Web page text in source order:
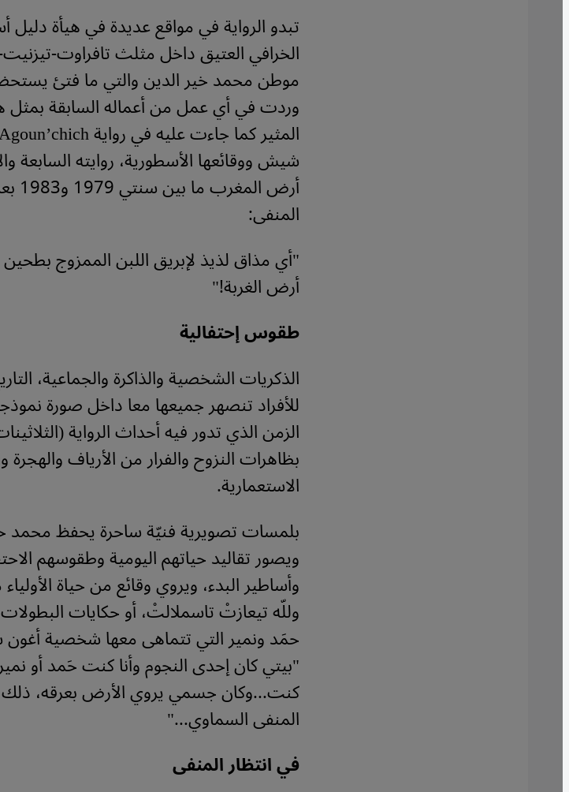
تبدو الرواية في مواقع عديدة في هيأة دليل
الخرافي العتيق داخل مثلث تافراوت-
موطن محمد خير الدين والتي ما فتئ
وردت في أي عمل من أعماله السابقة بمثل
شيش ووقائعها الأسطورية، روايته السابعة
المنفى:
"أي مذاق لذيذ لإبريق اللبن الممزوج بطحين
أرض الغربة!"
طقوس إحتفالية
الذكريات الشخصية والذاكرة والجماعية،
للأفراد تنصهر جميعها معا داخل صورة
الزمن الذي تدور فيه أحداث الرواية
بظاهرات النزوح والفرار من الأرياف والهجرة
الاستعمارية.
بلمسات تصويرية فنيّة ساحرة يحفظ محمد
ويصور تقاليد حياتهم اليومية وطقوسهم
وأساطير البدء، ويروي وقائع من حياة
وللّه تيعازتْ تاسملالتْ، أو حكايات
حمَد ونمير التي تتماهى معها شخصية
"بيتي كان إحدى النجوم وأنا كنت حَمد أو
كنت...وكان جسمي يروي الأرض بعرقه،
المنفى السماوي..."
في انتظار المنفى